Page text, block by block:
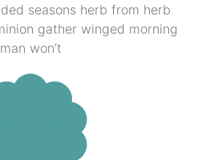
seasons herb from herb
gather winged morning
man won’t